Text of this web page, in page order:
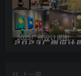
2023广州设计周图集更新至8000多张高清图+联系方式
上一篇